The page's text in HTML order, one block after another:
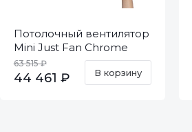
Потолочный вентилятор
Mini Just Fan Chrome
Trans DC 33426
63 515 ₽
44 461 ₽ В корзину